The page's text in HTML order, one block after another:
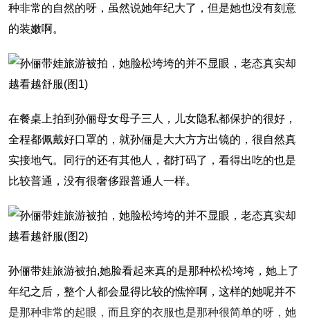
种非常的自然的呀，虽然说她年纪大了，但是她也没有刻意
的装嫩啊。
在餐桌上拍到孙俪母女母子三人，儿女隐私都保护的很好，
全程都佩戴好口罩的，就孙俪是大大方方出镜的，很自然真
实接地气。同行的还有其他人，都打码了，看得出吃的也是
比较普通，没有很奢侈跟普通人一样。
孙俪带娃旅游被拍,她脸看起来真的是那种松松垮垮，她上了
年纪之后，整个人都会显得比较的憔悴啊，这样的她呢并不
是那种非常的起眼，而且穿的衣服也是那种很简单的呀，她